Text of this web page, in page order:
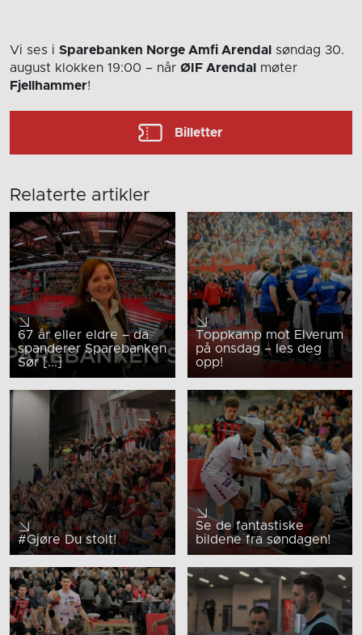
Vi ses i Sparebanken Norge Amfi Arendal
søndag 30.
august klokken 19:00 – når ØIF Arendal
møter
Fjellhammer!
Billetter
Relaterte artikler
67 år eller eldre – da
spanderer Sparebanken
Sør [...]
Toppkamp mot Elverum
på onsdag – les deg
opp!
#Gjøre Du stolt!
Se de fantastiske
bildene fra søndagen!